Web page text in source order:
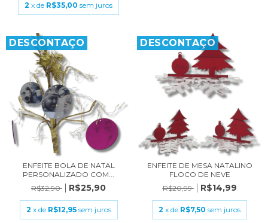
2 x de R$35,00 sem juros
DESCONTAÇO
ENFEITE BOLA DE NATAL
PERSONALIZADO COM...
R$32,90
R$25,90
2 x de R$12,95 sem juros
DESCONTAÇO
ENFEITE DE MESA NATALINO
FLOCO DE NEVE
R$20,99
R$14,99
2 x de R$7,50 sem juros